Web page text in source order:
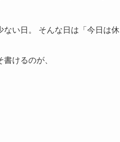
ない日。 そんな日は「今日は
けるのが、